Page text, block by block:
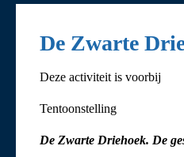
De Zwarte
Deze activiteit is voorbij
Tentoonstelling
De Zwarte Driehoek. De